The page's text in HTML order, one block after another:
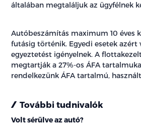
általában megtaláljuk az ügyfélnek
Autóbeszámítás maximum 10 éves
futásig történik. Egyedi esetek azért
egyeztetést igényelnek. A
megtartják a 27%-os ÁFA
rendelkezünk ÁFA tartalmú,
További tudnivalók
Volt sérülve az autó?